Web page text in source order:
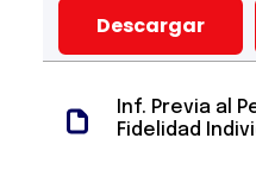
Descargar
Inf. Previa al
Fidelidad